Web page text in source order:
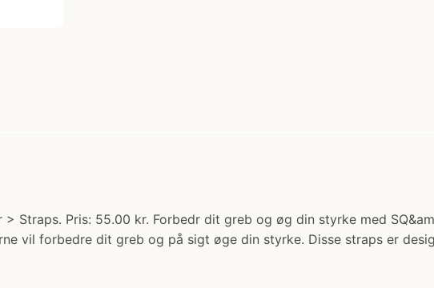
Straps. Pris: 55.00 kr. Forbedr dit greb og øg din styrke med
vil forbedre dit greb og på sigt øge din styrke. Disse straps er